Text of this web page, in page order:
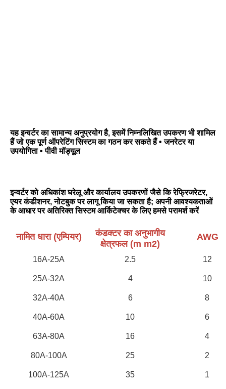
यह इन्वर्टर का सामान्य अनुप्रयोग है, इसमें निम्नलिखित उपकरण भी शामिल
हैं जो एक पूर्ण ऑपरेटिंग सिस्टम का गठन कर सकते हैं • जनरेटर या
उपयोगिता • पीवी मॉड्यूल
इन्वर्टर को अधिकांश घरेलू और कार्यालय उपकरणों जैसे कि रेफ्रिजरेटर,
एयर कंडीशनर, नोटबुक पर लागू किया जा सकता है; अपनी आवश्यकताओं
के आधार पर अतिरिक्त सिस्टम आर्किटेक्चर के लिए हमसे परामर्श करें
नामित धारा (एम्पियर)
कंडक्टर का अनुभागीय
क्षेत्रफल (m m2)
AWG
16A-25A 2.5 12
25A-32A 4 10
32A-40A 6 8
40A-60A 10 6
63A-80A 16 4
80A-100A 25 2
100A-125A 35 1